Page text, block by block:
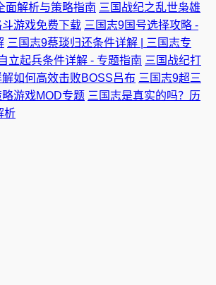
面解析与策略指南 三国战纪之乱世枭雄
游戏免费下载 三国志9国号选择攻略 -
三国志9蔡琰归还条件详解 | 三国志专
立起兵条件详解 - 专题指南 三国战纪打
如何高效击败BOSS吕布 三国志9超三
游戏MOD专题 三国志是真实的吗？历
析